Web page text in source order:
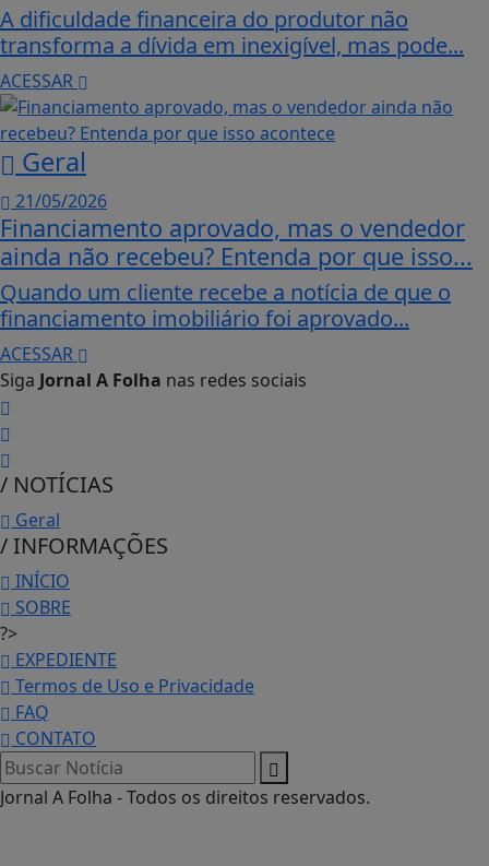
A dificuldade financeira do produtor não
transforma a dívida em inexigível, mas pode...
ACESSAR
Geral
21/05/2026
Financiamento aprovado, mas o vendedor
ainda não recebeu? Entenda por que isso...
Quando um cliente recebe a notícia de que o
financiamento imobiliário foi aprovado...
ACESSAR
Siga Jornal A Folha nas redes sociais
/ NOTÍCIAS
Geral
/ INFORMAÇÕES
INÍCIO
SOBRE
?>
EXPEDIENTE
Termos de Uso e Privacidade
FAQ
CONTATO
Jornal A Folha - Todos os direitos reservados.